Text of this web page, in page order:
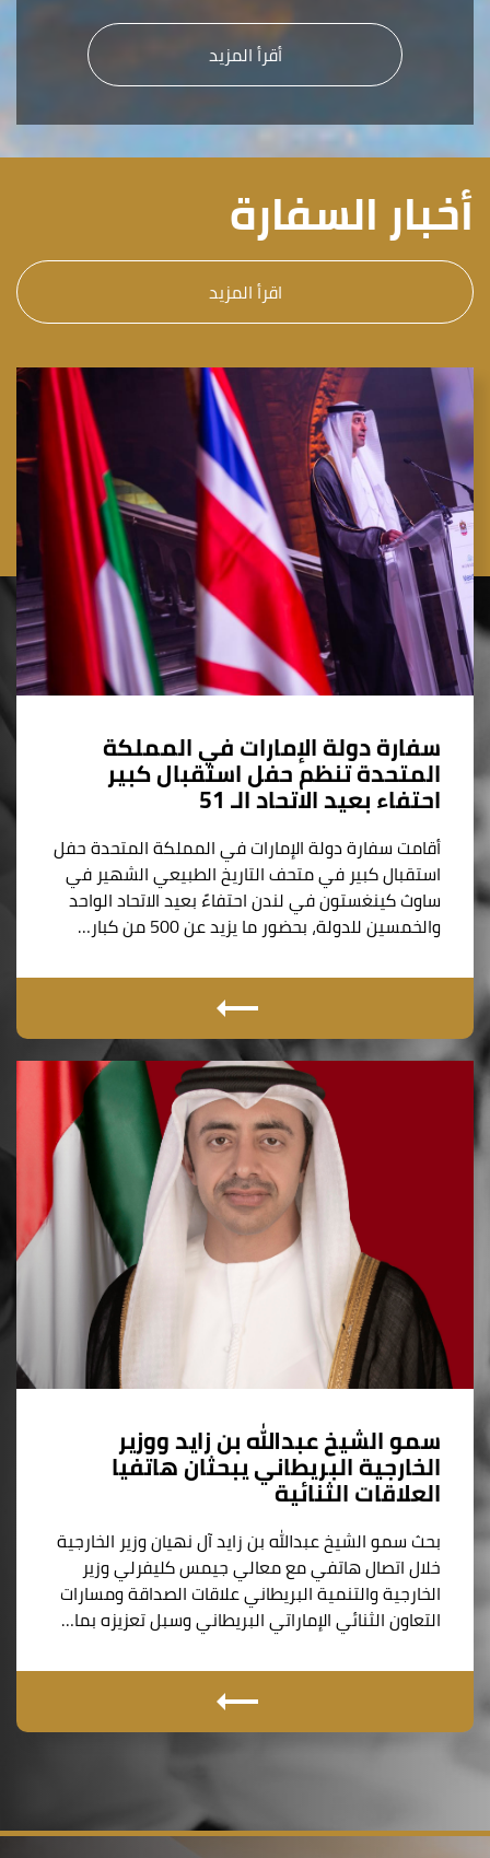
أقرأ المزيد
أخبار السفارة
اقرأ المزيد
سفارة دولة الإمارات في المملكة
المتحدة تنظم حفل استقبال كبير
احتفاء بعيد الاتحاد الـ 51
أقامت سفارة دولة الإمارات في المملكة المتحدة حفل
استقبال كبير في متحف التاريخ الطبيعي الشهير في
ساوث كينغستون في لندن احتفاءً بعيد الاتحاد الواحد
والخمسين للدولة، بحضور ما يزيد عن 500 من كبار…
سمو الشيخ عبدالله بن زايد ووزير
الخارجية البريطاني يبحثان هاتفيا
العلاقات الثنائية
بحث سمو الشيخ عبدالله بن زايد آل نهيان وزير الخارجية
خلال اتصال هاتفي مع معالي جيمس كليفرلي وزير
الخارجية والتنمية البريطاني علاقات الصداقة ومسارات
التعاون الثنائي الإماراتي البريطاني وسبل تعزيزه بما…